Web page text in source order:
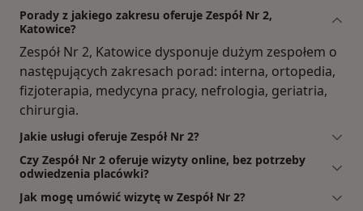
Porady z jakiego zakresu oferuje Zespół Nr 2,
Katowice?
Zespół Nr 2, Katowice dysponuje dużym zespołem o
następujących zakresach porad: interna, ortopedia,
fizjoterapia, medycyna pracy, nefrologia, geriatria,
chirurgia.
Jakie usługi oferuje Zespół Nr 2?
Czy Zespół Nr 2 oferuje wizyty online, bez potrzeby
odwiedzenia placówki?
Jak mogę umówić wizytę w Zespół Nr 2?